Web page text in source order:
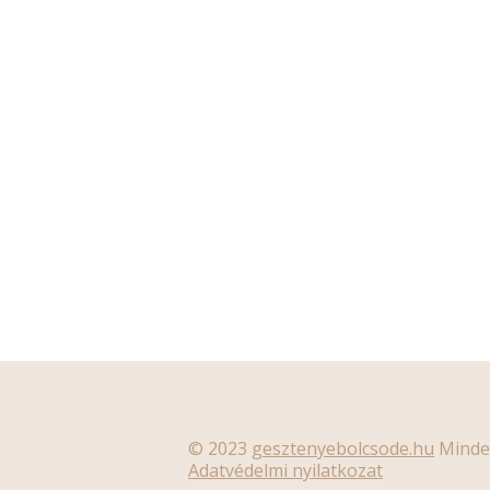
© 2023 gesztenyebolcsode.hu
Adatvédelmi nyilatkozat